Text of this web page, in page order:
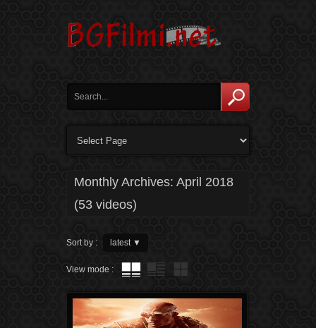
Monthly Archives: April 2018
(53 videos)
Sort by : latest ▼
View mode :